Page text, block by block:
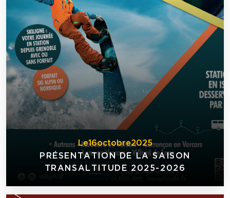
Le16octobre2025
PRÉSENTATION DE LA SAISON
TRANSALTITUDE 2025-2026